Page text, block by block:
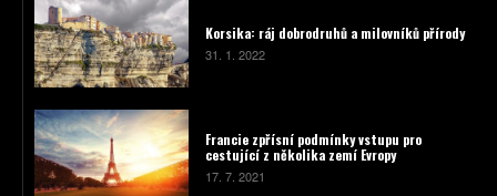
Korsika: ráj dobrodruhů a milovníků přírody
31. 1. 2022
Francie zpřísní podmínky vstupu pro
cestující z několika zemí Evropy
17. 7. 2021